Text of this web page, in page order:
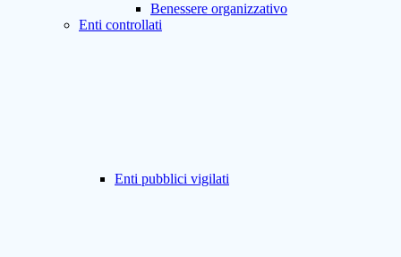
Benessere organizzativo
Enti controllati
Enti pubblici vigilati